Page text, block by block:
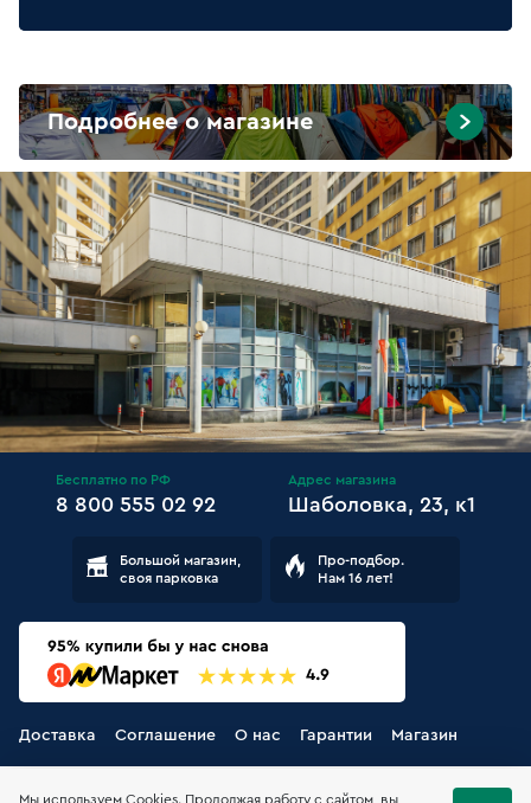
Подробнее о магазине
Бесплатно по РФ
8 800 555 02 92
Адрес магазина
Шаболовка, 23, к1
Большой магазин,
своя парковка
Про-подбор.
Нам 16 лет!
Доставка Соглашение О нас Гарантии Магазин
Мы используем Cookies. Продолжая работу с сайтом, вы